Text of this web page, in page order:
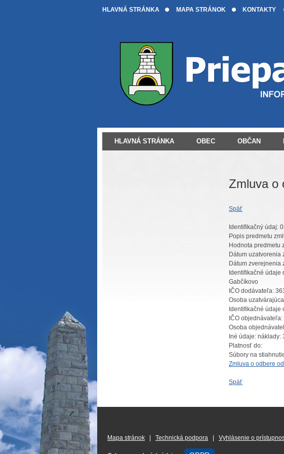
HLAVNÁ STRÁNKA MAPA STRÁNOK KONTAKTY
HLAVNÁ STRÁNKA OBEC OBČAN
Zmluva o
Späť
Identifikačný údaj:
Popis predmetu
Hodnota predmetu
Dátum uzatvorenia
Dátum zverejnenia
Identifikačné údaje
Gabčíkovo
IČO dodávateľa:
Osoba
Identifikačné údaje
IČO objednávateľa:
Osoba
Iné údaje: náklady:
Platnosť do:
Súbory na
Zmluva o odbere
Späť
Mapa stránok Technická podpora Vyhlásenie o